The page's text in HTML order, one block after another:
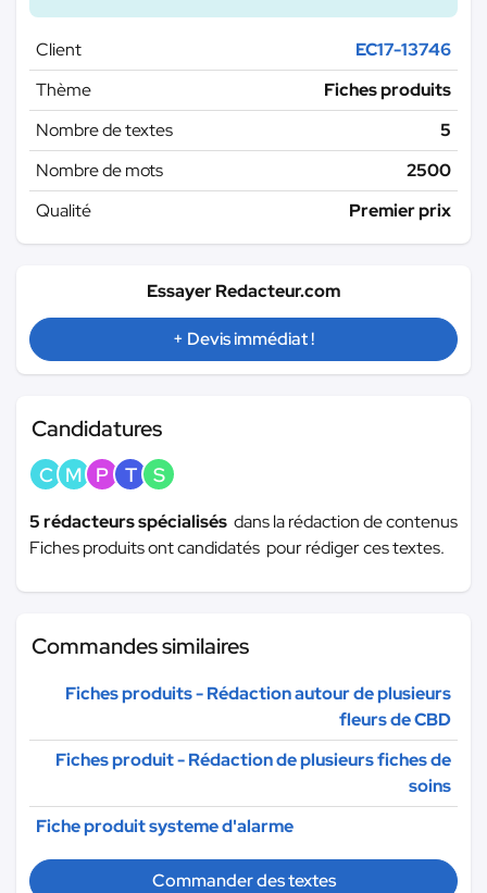
Client
EC17-13746
Thème
Fiches produits
Nombre de textes
5
Nombre de mots
2500
Qualité
Premier prix
Essayer Redacteur.com
+ Devis immédiat !
Candidatures
C M P T S
5 rédacteurs spécialisés dans la rédaction de contenus
Fiches produits ont candidatés pour rédiger ces textes.
Commandes similaires
Fiches produits - Rédaction autour de plusieurs
fleurs de CBD
Fiches produit - Rédaction de plusieurs fiches de
soins
Fiche produit systeme d'alarme
Commander des textes